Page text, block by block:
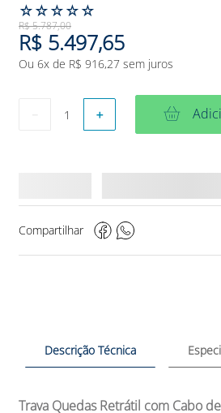
☆☆☆☆☆
R$5.787,00
R$ 5.497,65
Ou 6x de R$ 916,27 sem juros
＋
Compartilhar
Descrição Técnica
Trava Quedas Retrátil com Cabo